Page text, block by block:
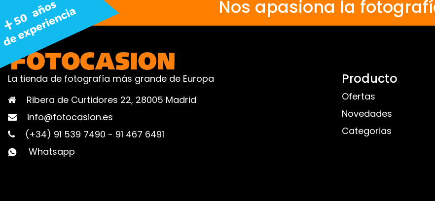
Nos apasiona la
La tienda de fotografía más grande de Europa
Ribera de Curtidores 22, 28005 Madrid
info@fotocasion.es
(+34) 91 539 7490 - 91 467 6491
Whatsapp
Producto
Ofertas
Novedades
Categorias